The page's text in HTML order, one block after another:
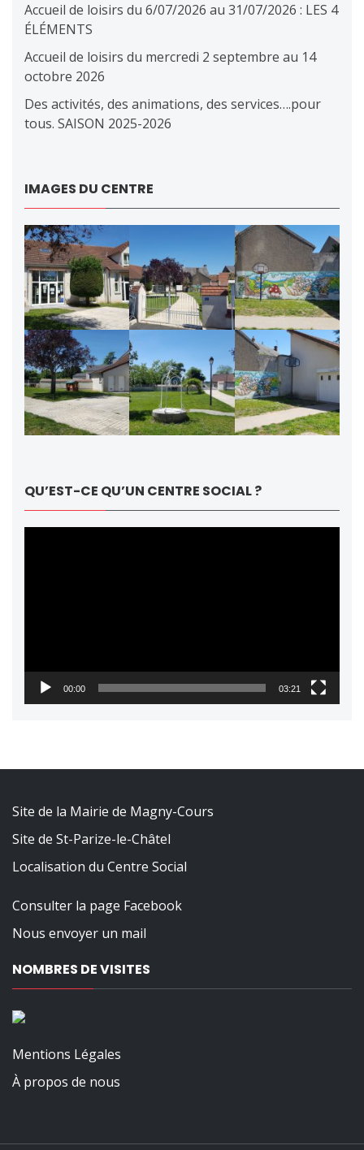
Accueil de loisirs du 6/07/2026 au 31/07/2026 : LES 4
ÉLÉMENTS
Accueil de loisirs du mercredi 2 septembre au 14
octobre 2026
Des activités, des animations, des services….pour
tous. SAISON 2025-2026
IMAGES DU CENTRE
QU’EST-CE QU’UN CENTRE SOCIAL ?
00:00 03:21
Site de la Mairie de Magny-Cours
Site de St-Parize-le-Châtel
Localisation du Centre Social
Consulter la page Facebook
Nous envoyer un mail
NOMBRES DE VISITES
Mentions Légales
À propos de nous